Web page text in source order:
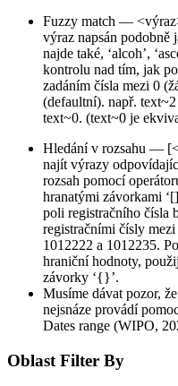
Fuzzy match —
výraz napsán
najde také, ‘alcoh’,
kontrolu nad tím, jak
zadáním čísla mezi 0
(defaultní). např.
text~0. (text~0 je
Hledání v rozsahu —
najít výrazy
rozsah pomocí
hranatými závorkami
poli registračního čísla
registračními čísly
1012222 a 1012235.
hraniční hodnoty,
závorky ‘{}’.
Musíme dávat pozor,
nejsnáze provádí
Dates range (WIPO,
Oblast Filter By